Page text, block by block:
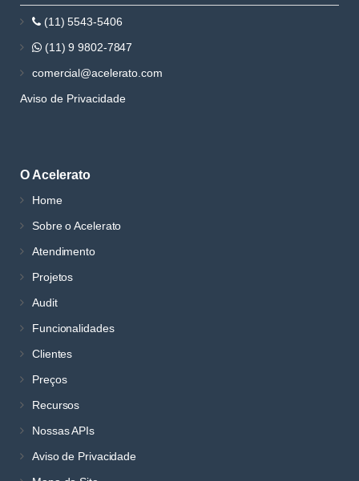
(11) 5543-5406
(11) 9 9802-7847
comercial@acelerato.com
Aviso de Privacidade
O Acelerato
Home
Sobre o Acelerato
Atendimento
Projetos
Audit
Funcionalidades
Clientes
Preços
Recursos
Nossas APIs
Aviso de Privacidade